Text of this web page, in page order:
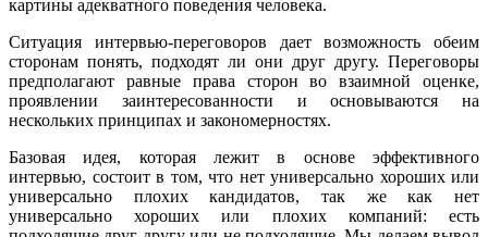
картины адекватного поведения человека.
Ситуация интервью-переговоров дает возможность обеим
сторонам понять, подходят ли они друг другу. Переговоры
предполагают равные права сторон во взаимной оценке,
проявлении заинтересованности и основываются на
нескольких принципах и закономерностях.
Базовая идея, которая лежит в основе эффективного
интервью, состоит в том, что нет универсально хороших или
универсально плохих кандидатов, так же как нет
универсально хороших или плохих компаний: есть